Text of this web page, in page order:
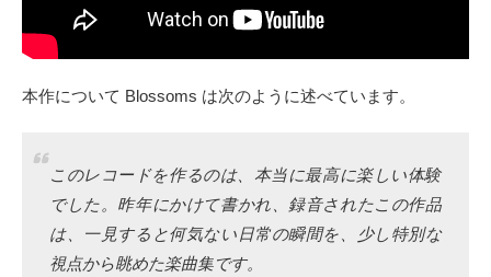
本作について Blossoms は次のように述べています。
このレコードを作るのは、本当に最高に楽しい体験
でした。昨年にかけて書かれ、録音されたこの作品
は、一見すると何気ない日常の瞬間を、少し特別な
視点から眺めた楽曲集です。